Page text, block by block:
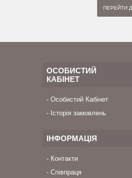
ПЕРЕЙТИ
ОСОБИСТИЙ
КАБІНЕТ
Особистий Кабінет
Історія замовлень
ІНФОРМАЦІЯ
Контакти
Співпраця